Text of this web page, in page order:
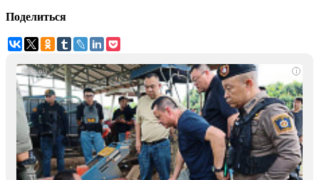
Поделиться
i